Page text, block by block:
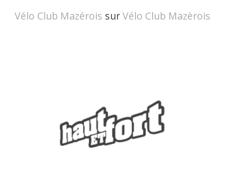
Vélo Club Mazérois surVélo Club Mazèrois